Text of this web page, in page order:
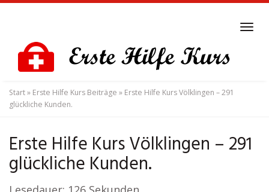
content
Start» Erste Hilfe Kurs Beiträge » Erste Hilfe Kurs Völklingen – 291
glückliche Kunden.
Erste Hilfe Kurs Völklingen – 291
glückliche Kunden.